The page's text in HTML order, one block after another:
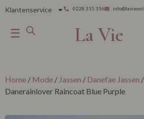
Klantenservice 0228 315 356
☰ La Vie
Home / Mode / Jassen / Danefae Jassen
Danerainlover Raincoat Blue Purple